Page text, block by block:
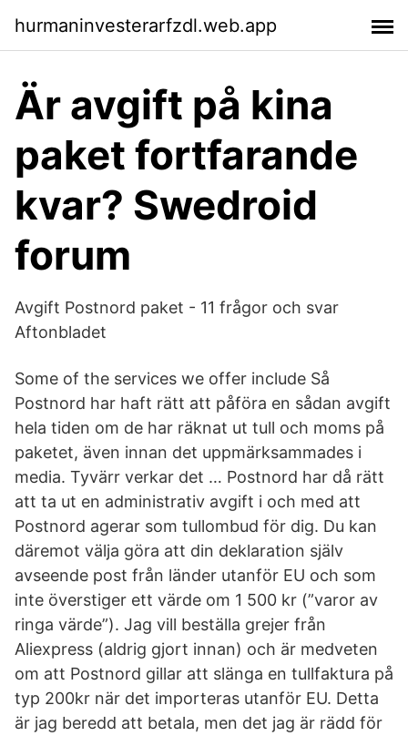
hurmaninvesterarfzdl.web.app
Är avgift på kina
paket fortfarande
kvar? Swedroid
forum
Avgift Postnord paket - 11 frågor och svar
Aftonbladet
Some of the services we offer include Så
Postnord har haft rätt att påföra en sådan avgift
hela tiden om de har räknat ut tull och moms på
paketet, även innan det uppmärksammades i
media. Tyvärr verkar det … Postnord har då rätt
att ta ut en administrativ avgift i och med att
Postnord agerar som tullombud för dig. Du kan
däremot välja göra att din deklaration själv
avseende post från länder utanför EU och som
inte överstiger ett värde om 1 500 kr (”varor av
ringa värde”). Jag vill beställa grejer från
Aliexpress (aldrig gjort innan) och är medveten
om att Postnord gillar att slänga en tullfaktura på
typ 200kr när det importeras utanför EU. Detta
är jag beredd att betala, men det jag är rädd för